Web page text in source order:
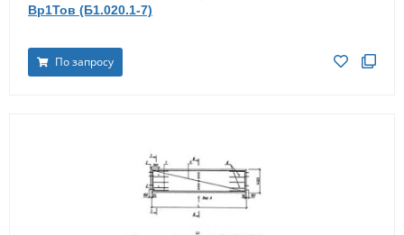
Вр1Тов (Б1.020.1-7)
По запросу